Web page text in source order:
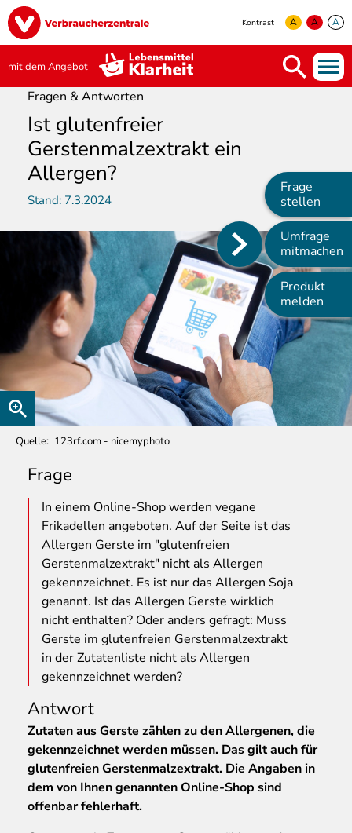
Direkt
zum
Inhalt
Image
Kontrast A A A
mit dem Angebot
Main
navigation
Frage
stellen
Umfrage
mitmachen
Produkt
melden
Fragen & Antworten
Ist glutenfreier
Gerstenmalzextrakt ein
Allergen?
Stand: 7.3.2024
Quelle 123rf.com - nicemyphoto
Frage
In einem Online-Shop werden vegane
Frikadellen angeboten. Auf der Seite ist das
Allergen Gerste im "glutenfreien
Gerstenmalzextrakt" nicht als Allergen
gekennzeichnet. Es ist nur das Allergen Soja
genannt. Ist das Allergen Gerste wirklich
nicht enthalten? Oder anders gefragt: Muss
Gerste im glutenfreien Gerstenmalzextrakt
in der Zutatenliste nicht als Allergen
gekennzeichnet werden?
Antwort
Zutaten aus Gerste zählen zu den Allergenen, die
gekennzeichnet werden müssen. Das gilt auch für
glutenfreien Gerstenmalzextrakt. Die Angaben in
dem von Ihnen genannten Online-Shop sind
offenbar fehlerhaft.